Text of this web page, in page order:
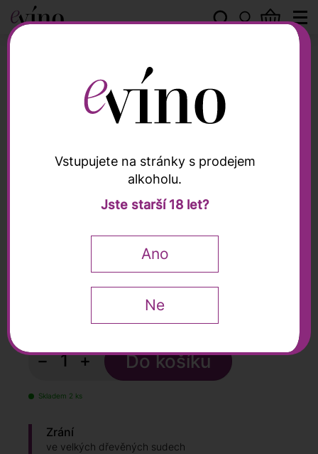
Weingut Feiler-Artinger
Zweigeltrebe 2018,
Feiler-Artinger, 0,75l
− +
Skladem 2 ks
Zrání
ve velkých dřevěných sudech
Vstupujete na stránky s prodejem
alkoholu.
Jste starší 18 let?
Ano
Ne